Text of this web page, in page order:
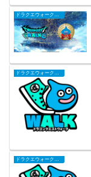
ドラクエウォークまとめ
ドラクエウォークまとめ